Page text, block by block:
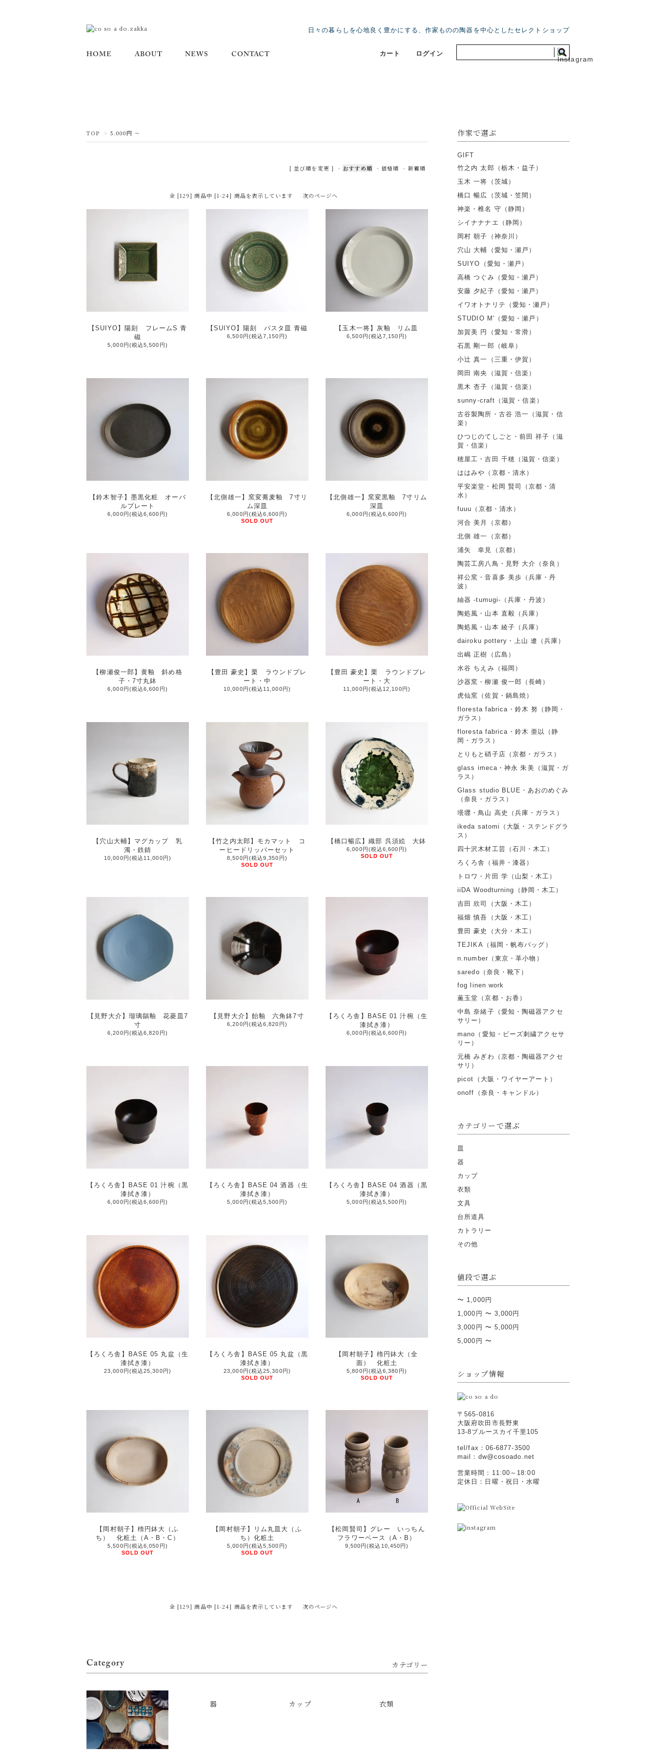
日々の暮らしを心地良く豊かにする、作家ものの陶器を中心としたセレクトショップ
HOME ABOUT NEWS CONTACT カート ログイン
TOP > 5.000円 ～
[ 並び順を変更 ] - おすすめ順 - 価格順 - 新着順
全 [129] 商品中 [1-24] 商品を表示しています 次のページへ
【SUIYO】陽刻 フレームS 青
磁
5,000円(税込5,500円)
【SUIYO】陽刻 パスタ皿 青磁
6,500円(税込7,150円)
【玉木一将】灰釉 リム皿
6,500円(税込7,150円)
【鈴木智子】墨黒化粧 オーバ
ルプレート
6,000円(税込6,600円)
【北側雄一】窯変蕎麦釉 7寸リ
ム深皿
6,000円(税込6,600円)
SOLD OUT
【北側雄一】窯変黒釉 7寸リム
深皿
6,000円(税込6,600円)
【柳瀬俊一郎】黄釉 斜め格
子・7寸丸鉢
6,000円(税込6,600円)
【豊田 豪史】栗 ラウンドプレ
ート・中
10,000円(税込11,000円)
【豊田 豪史】栗 ラウンドプレ
ート・大
11,000円(税込12,100円)
【穴山大輔】マグカップ 乳
濁・鉄錆
10,000円(税込11,000円)
【竹之内太郎】モカマット コ
ーヒードリッパーセット
8,500円(税込9,350円)
SOLD OUT
【橋口暢広】織部 呉須絵 大鉢
6,000円(税込6,600円)
SOLD OUT
【見野大介】瑠璃鶲釉 花菱皿7
寸
6,200円(税込6,820円)
【見野大介】飴釉 六角鉢7寸
6,200円(税込6,820円)
【ろくろ舎】BASE 01 汁椀（生
漆拭き漆）
6,000円(税込6,600円)
【ろくろ舎】BASE 01 汁椀（黒
漆拭き漆）
6,000円(税込6,600円)
【ろくろ舎】BASE 04 酒器（生
漆拭き漆）
5,000円(税込5,500円)
【ろくろ舎】BASE 04 酒器（黒
漆拭き漆）
5,000円(税込5,500円)
【ろくろ舎】BASE 05 丸盆（生
漆拭き漆）
23,000円(税込25,300円)
【ろくろ舎】BASE 05 丸盆（黒
漆拭き漆）
23,000円(税込25,300円)
SOLD OUT
【岡村朝子】楕円鉢大（全
面） 化粧土
5,800円(税込6,380円)
SOLD OUT
【岡村朝子】楕円鉢大（ふ
ち） 化粧土（A・B・C）
5,500円(税込6,050円)
SOLD OUT
【岡村朝子】リム丸皿大（ふ
ち）化粧土
5,000円(税込5,500円)
SOLD OUT
【松岡賢司】グレー いっちん
フラワーベース（A・B）
9,500円(税込10,450円)
全 [129] 商品中 [1-24] 商品を表示しています 次のページへ
Category カテゴリー
器 カップ 衣類
作家で選ぶ
GIFT
竹之内 太郎（栃木・益子）
玉木 一将（茨城）
橋口 暢広（茨城・笠間）
神楽・椎名 守（静岡）
シイナナナエ（静岡）
岡村 朝子（神奈川）
穴山 大輔（愛知・瀬戸）
SUIYO（愛知・瀬戸）
高橋 つぐみ（愛知・瀬戸）
安藤 夕紀子（愛知・瀬戸）
イワオトナリテ（愛知・瀬戸）
STUDIO M'（愛知・瀬戸）
加賀美 円（愛知・常滑）
石黒 剛一郎（岐阜）
小辻 真一（三重・伊賀）
岡田 南央（滋賀・信楽）
黒木 杏子（滋賀・信楽）
sunny-craft（滋賀・信楽）
古谷製陶所・古谷 浩一（滋賀・信
楽）
ひつじのてしごと・前田 祥子（滋
賀・信楽）
穂屋工・吉田 千穂（滋賀・信楽）
ははみや（京都・清水）
平安楽堂・松岡 賢司（京都・清
水）
fuuu（京都・清水）
河合 美月（京都）
北側 雄一（京都）
浦矢 幸見（京都）
陶芸工房八鳥・見野 大介（奈良）
祥公窯・音喜多 美歩（兵庫・丹
波）
紬器 -tumugi-（兵庫・丹波）
陶処風・山本 直毅（兵庫）
陶処風・山本 綾子（兵庫）
dairoku pottery・上山 遼（兵庫）
出嶋 正樹（広島）
水谷 ちえみ（福岡）
沙器窯・柳瀬 俊一郎（長崎）
虎仙窯（佐賀・鍋島焼）
floresta fabrica・鈴木 努（静岡・
ガラス）
floresta fabrica・鈴木 亜以（静
岡・ガラス）
とりもと硝子店（京都・ガラス）
glass imeca・神永 朱美（滋賀・ガ
ラス）
Glass studio BLUE・あおのめぐみ
（奈良・ガラス）
壜壥・鳥山 高史（兵庫・ガラス）
ikeda satomi（大阪・ステンドグラ
ス）
四十沢木材工芸（石川・木工）
ろくろ舎（福井・漆器）
トロワ・片田 学（山梨・木工）
iiDA Woodturning（静岡・木工）
吉田 欣司（大阪・木工）
福畑 慎吾（大阪・木工）
豊田 豪史（大分・木工）
TEJIKA（福岡・帆布バッグ）
n.number（東京・革小物）
saredo（奈良・靴下）
fog linen work
薫玉堂（京都・お香）
中島 奈緒子（愛知・陶磁器アクセ
サリー）
mano（愛知・ビーズ刺繍アクセサ
リー）
元橋 みぎわ（京都・陶磁器アクセ
サリ）
picot（大阪・ワイヤーアート）
onoff（奈良・キャンドル）
カテゴリーで選ぶ
皿
器
カップ
衣類
文具
台所道具
カトラリー
その他
値段で選ぶ
〜 1,000円
1,000円 〜 3,000円
3,000円 〜 5,000円
5,000円 〜
ショップ情報
〒565-0816
大阪府吹田市長野東
13-8ブルースカイ千里105
tel/fax：06-6877-3500
mail：dw@cosoado.net
営業時間：11:00～18:00
定休日：日曜・祝日・水曜